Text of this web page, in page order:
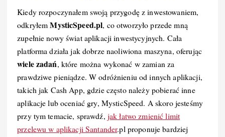
Kiedy rozpoczynałem swoją przygodę z inwestowaniem,
odkryłemMysticSpeed.pl, co otworzyło przede mną
zupełnie nowy świat aplikacji inwestycyjnych. Cała
platforma działa jak dobrze naoliwiona maszyna, oferując
wiele zadań, które można wykonać w zamian za
prawdziwe pieniądze. W odróżnieniu od innych aplikacji,
takich jak Cash App, gdzie często należy pobierać inne
aplikacje lub oceniać gry, MysticSpeed. A skoro jesteśmy
przy tym temacie, sprawdź, jak łatwo zmienić limit
przelewu w aplikacji Santander.pl proponuje bardziej